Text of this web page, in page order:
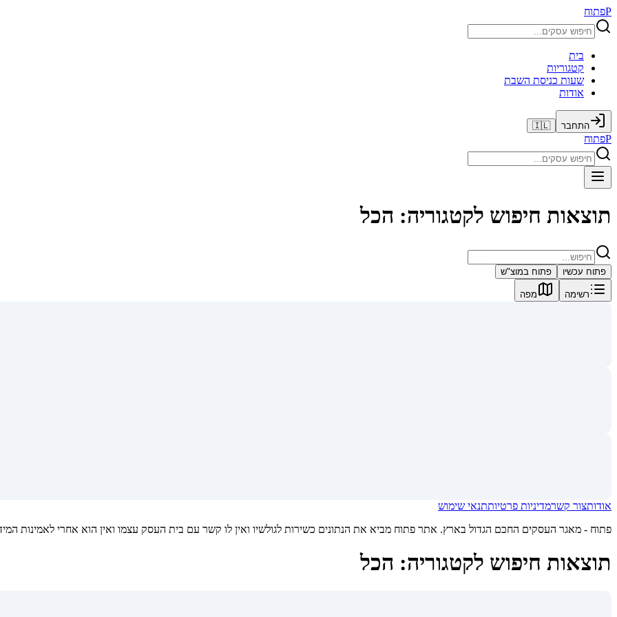
Pפתוח
בית
קטגוריות
שעות כניסת השבת
אודות
התחבר 🇮🇱
Pפתוח
תוצאות חיפוש לקטגוריה: הכל
פתוח עכשיו פתוח במוצ"ש
רשימה מפה
אודותצור קשרמדיניות פרטיותתנאי שימוש
פתוח - מאגר העסקים החכם הגדול בארץ. אתר פתוח מביא את הנתונים כשירות לגולשיו ואין לו קשר עם בית העסק עצמו ואין הוא אחרי לאמינות
תוצאות חיפוש לקטגוריה: הכל